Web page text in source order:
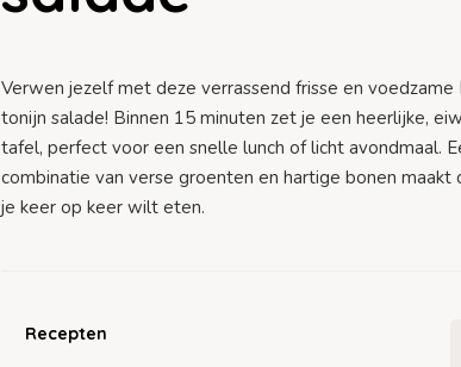
Verwen jezelf met deze verrassend frisse en voedzame
tonijn salade! Binnen 15 minuten zet je een heerlijke,
tafel, perfect voor een snelle lunch of licht avondmaal.
combinatie van verse groenten en hartige bonen maakt
je keer op keer wilt eten.
Recepten